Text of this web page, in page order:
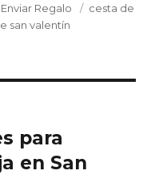
Category
Enviar Regalo Tags
cesta de
san valentín
para
en San